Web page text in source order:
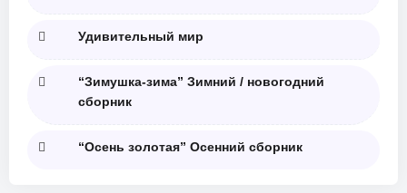
Удивительный мир
“Зимушка-зима” Зимний / новогодний
сборник
“Осень золотая” Осенний сборник